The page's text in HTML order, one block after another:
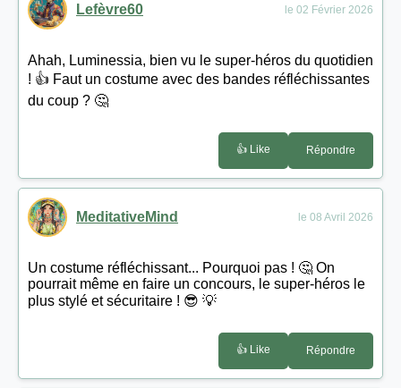
Lefèvre60 le 02 Février 2026
Ahah, Luminessia, bien vu le super-héros du quotidien
! 👍 Faut un costume avec des bandes réfléchissantes
du coup ? 🤔
👍 Like Répondre
MeditativeMind le 08 Avril 2026
Un costume réfléchissant... Pourquoi pas ! 🤔 On
pourrait même en faire un concours, le super-héros le
plus stylé et sécuritaire ! 😎 💡
👍 Like Répondre